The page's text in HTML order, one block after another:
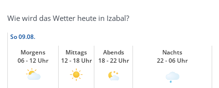
Wie wird das Wetter heute in Izabal?
So09.08.
Morgens
06 - 12 Uhr
Mittags
12 - 18 Uhr
Abends
18 - 22 Uhr
Nachts
22 - 06 Uhr